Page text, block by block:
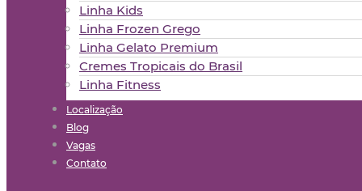
Linha Kids
Linha Frozen Grego
Linha Gelato Premium
Cremes Tropicais do Brasil
Linha Fitness
Localização
Blog
Vagas
Contato